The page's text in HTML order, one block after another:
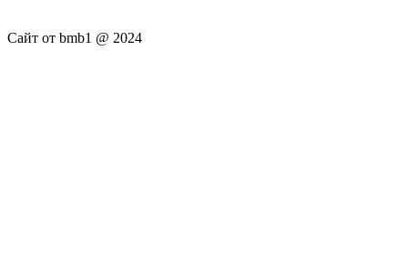
Сайт от bmb1 @ 2024